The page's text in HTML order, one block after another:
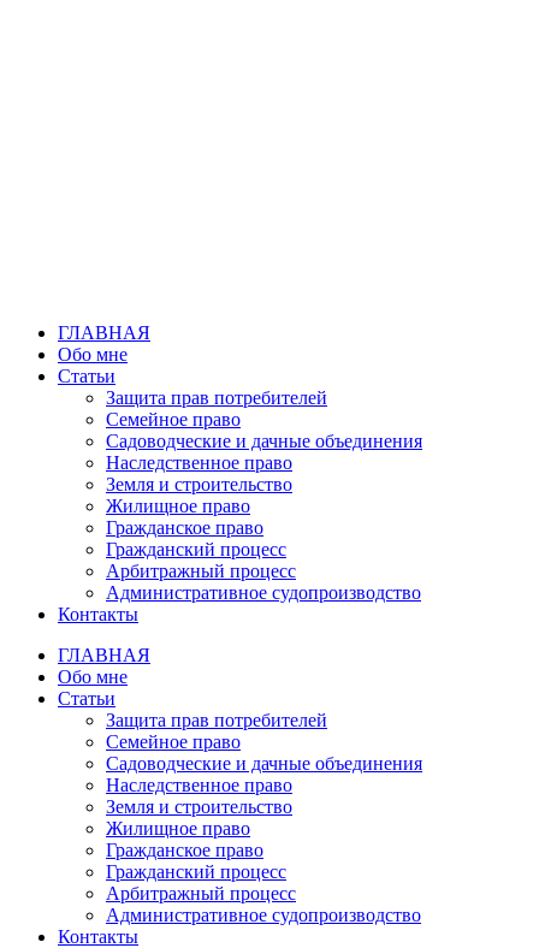
ГЛАВНАЯ
Обо мне
Статьи
Защита прав потребителей
Семейное право
Садоводческие и дачные объединения
Наследственное право
Земля и строительство
Жилищное право
Гражданское право
Гражданский процесс
Арбитражный процесс
Административное судопроизводство
Контакты
ГЛАВНАЯ
Обо мне
Статьи
Защита прав потребителей
Семейное право
Садоводческие и дачные объединения
Наследственное право
Земля и строительство
Жилищное право
Гражданское право
Гражданский процесс
Арбитражный процесс
Административное судопроизводство
Контакты